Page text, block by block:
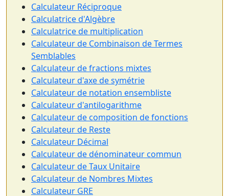
Calculateur Réciproque
Calculatrice d'Algèbre
Calculatrice de multiplication
Calculateur de Combinaison de Termes
Semblables
Calculateur de fractions mixtes
Calculateur d'axe de symétrie
Calculateur de notation ensembliste
Calculateur d'antilogarithme
Calculateur de composition de fonctions
Calculateur de Reste
Calculateur Décimal
Calculateur de dénominateur commun
Calculateur de Taux Unitaire
Calculateur de Nombres Mixtes
Calculateur GRE